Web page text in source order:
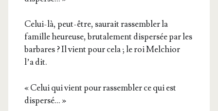
Celui-là, peut-être, sau­rait ras­sem­bler la
famille heu­reuse, bru­ta­le­ment dis­per­sée par les
bar­bares ? Il vient pour cela ; le roi Mel­chior
l’a dit.
« Celui qui vient pour ras­sem­bler ce qui est
dispersé… »